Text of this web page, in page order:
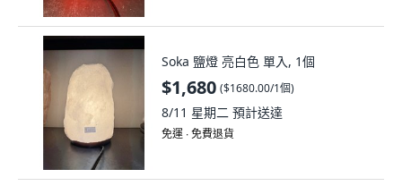
$1,680 ($1680.00/1個
8/11 星期二預計送達
免運 ∙ 免費退貨